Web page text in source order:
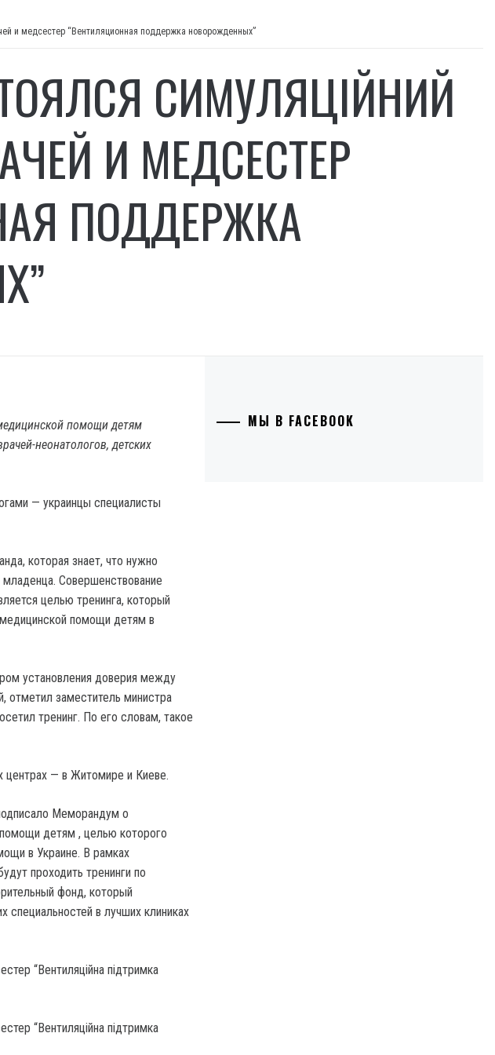
и медсестер “Вентиляционная поддержка новорожденных”
СИМУЛЯЦІЙНИЙ
И МЕДСЕСТЕР
ПОДДЕРЖКА
помощи детям
неонатологов, детских
— украинцы специалисты
которая знает, что нужно
Совершенствование
целью тренинга, который
помощи детям в
установления доверия между
отметил заместитель министра
тренинг. По его словам, такое
центрах — в Житомире и Киеве.
Меморандум о
детям , целью которого
в Украине. В рамках
проходить тренинги по
фонд, который
специальностей в лучших клиниках
МЫ В FACEBOOK